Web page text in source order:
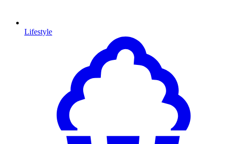
Lifestyle